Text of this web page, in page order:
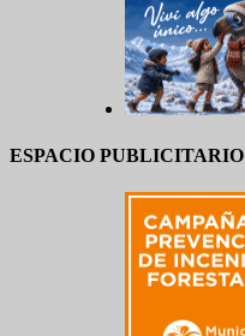
ESPACIO PUBLICITARIO